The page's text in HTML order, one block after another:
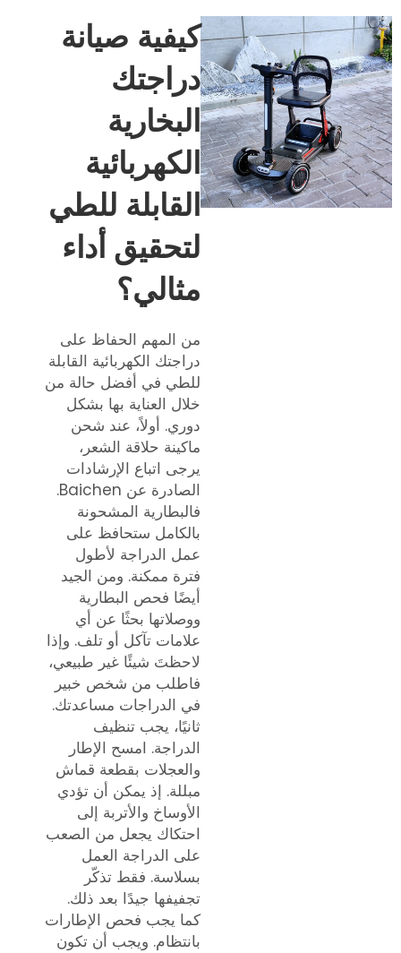
كيفية صيانة
دراجتك
البخارية
الكهربائية
القابلة للطي
لتحقيق أداء
مثالي؟
من المهم الحفاظ على
دراجتك الكهربائية القابلة
للطي في أفضل حالة من
خلال العناية بها بشكل
دوري. أولاً، عند شحن
ماكينة حلاقة الشعر،
يرجى اتباع الإرشادات
الصادرة عن Baichen.
فالبطارية المشحونة
بالكامل ستحافظ على
عمل الدراجة لأطول
فترة ممكنة. ومن الجيد
أيضًا فحص البطارية
ووصلاتها بحثًا عن أي
علامات تآكل أو تلف. وإذا
لاحظتَ شيئًا غير طبيعي،
فاطلب من شخص خبير
في الدراجات مساعدتك.
ثانيًا، يجب تنظيف
الدراجة. امسح الإطار
والعجلات بقطعة قماش
مبللة. إذ يمكن أن تؤدي
الأوساخ والأتربة إلى
احتكاك يجعل من الصعب
على الدراجة العمل
بسلاسة. فقط تذكّر
تجفيفها جيدًا بعد ذلك.
كما يجب فحص الإطارات
بانتظام. ويجب أن تكون